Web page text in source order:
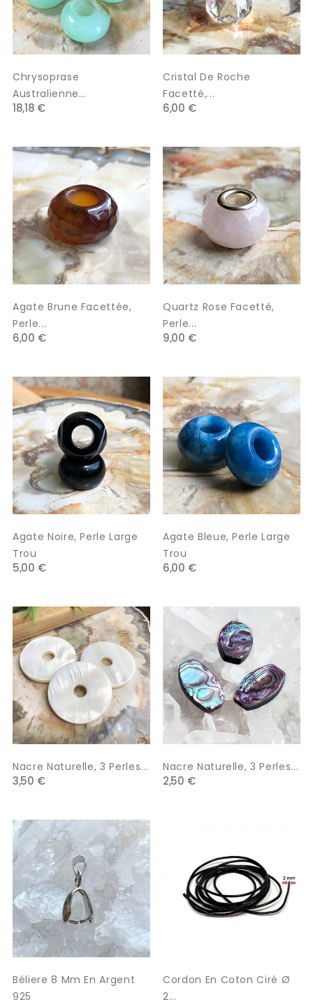
Chrysoprase
Australienne...
18,18 €
Cristal De Roche
Facetté,...
6,00 €
Agate Brune Facettée,
Perle...
6,00 €
Quartz Rose Facetté,
Perle...
9,00 €
Agate Noire, Perle Large
Trou
5,00 €
Agate Bleue, Perle Large
Trou
6,00 €
Nacre Naturelle, 3 Perles...
3,50 €
Nacre Naturelle, 3 Perles...
2,50 €
Béliere 8 Mm En Argent
925
Cordon En Coton Ciré Ø
2...